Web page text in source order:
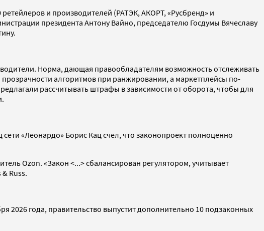
и производителей (РАТЭК, АКОРТ, «Русбренд» и
президента Антону Вайно, председателю Госдумы Вячеславу
Норма, дающая правообладателям возможность отслеживать
алгоритмов при ранжировании, а маркетплейсы по-
рассчитывать штрафы в зависимости от оборота, чтобы для
«Леонардо» Борис Кац счел, что законопроект полноценно
Ozon. «Закон <...> сбалансирован регулятором, учитывает
Russ.
2026 года, правительство выпустит дополнительно 10 подзаконных